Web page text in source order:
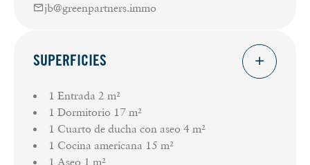
jb@greenpartners.immo
SUPERFICIES
1 Entrada 2 m²
1 Dormitorio 17 m²
1 Cuarto de ducha con aseo 4 m²
1 Cocina americana 15 m²
1 Aseo 1 m²